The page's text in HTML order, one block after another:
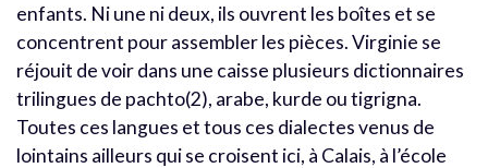
enfants. Ni une ni deux, ils ouvrent les boîtes et se
concentrent pour assembler les pièces. Virginie se
réjouit de voir dans une caisse plusieurs dictionnaires
trilingues de pachto(2), arabe, kurde ou tigrigna.
Toutes ces langues et tous ces dialectes venus de
lointains ailleurs qui se croisent ici, à Calais, à l’école